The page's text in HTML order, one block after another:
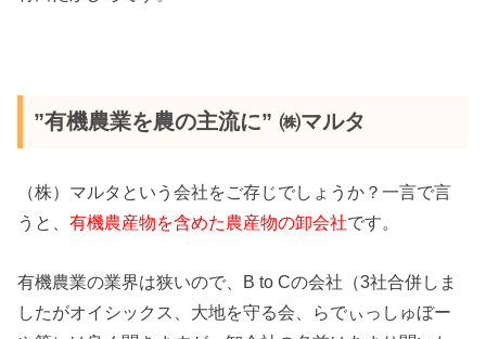
”有機農業を農の主流に” ㈱マルタ
（株）マルタという会社をご存じでしょうか？一言で言
うと、有機農産物を含めた農産物の卸会社です。
有機農業の業界は狭いので、B to Cの会社（3社合併しま
したがオイシックス、大地を守る会、らでぃっしゅぼー